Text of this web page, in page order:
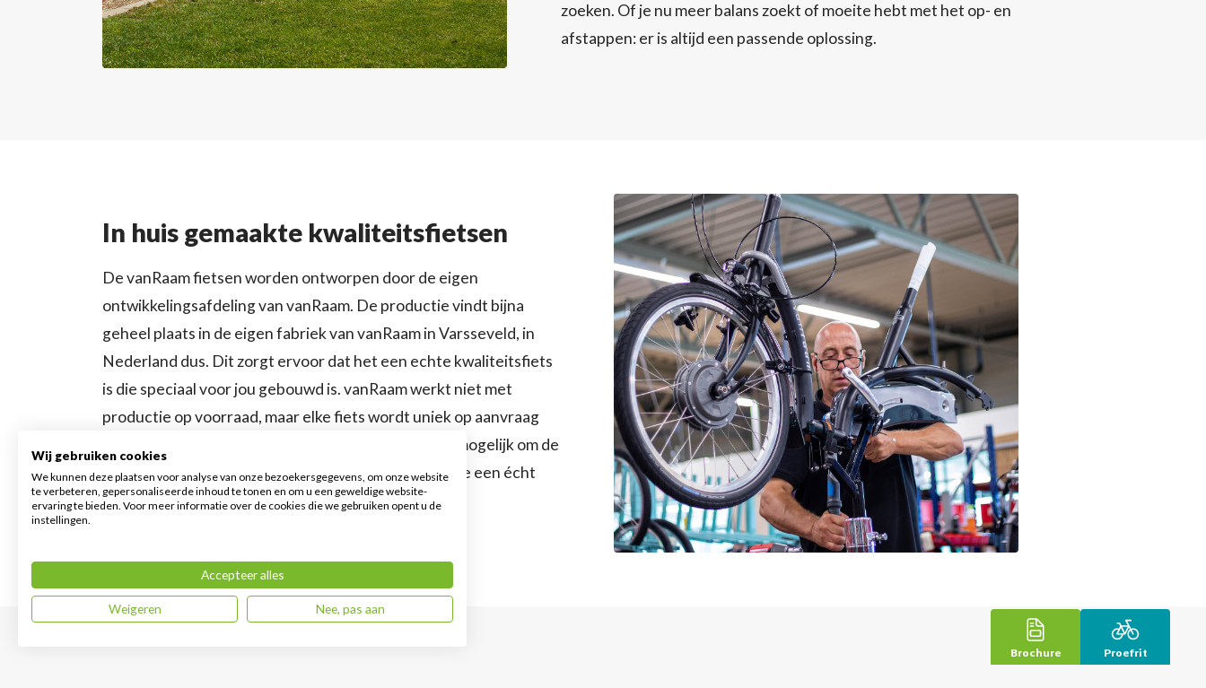
zoeken. Of je nu meer balans zoekt of moeite hebt met het op- en
afstappen: er is altijd een passende oplossing.
In huis gemaakte kwaliteitsfietsen
De vanRaam fietsen worden ontworpen door de eigen
ontwikkelingsafdeling van vanRaam. De productie vindt bijna
geheel plaats in de eigen fabriek van vanRaam in Varsseveld, in
Nederland dus. Dit zorgt ervoor dat het een echte kwaliteitsfiets
is die speciaal voor jou gebouwd is. vanRaam werkt niet met
productie op voorraad, maar elke fiets wordt uniek op aanvraag
gefabriceerd. Door deze vorm van productie is het mogelijk om de
fiets compleet naar jouw wens aan te passen, zodat je een écht
passende fiets hebt. Let’s all cycle!
Brochure Proefrit
Wij gebruiken cookies
We kunnen deze plaatsen voor analyse van onze bezoekersgegevens, om onze website
te verbeteren, gepersonaliseerde inhoud te tonen en om u een geweldige website-
ervaring te bieden. Voor meer informatie over de cookies die we gebruiken opent u de
instellingen.
Accepteer alles
Weigeren Nee, pas aan